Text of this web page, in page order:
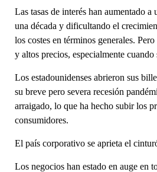
Las tasas de interés han aumentado
una década y dificultando el
los costes en términos generales.
y altos precios, especialmente
Los estadounidenses abrieron sus
su breve pero severa recesión
arraigado, lo que ha hecho subir los
consumidores.
El país corporativo se aprieta el
Los negocios han estado en auge en